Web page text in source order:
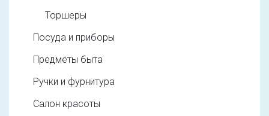
Торшеры
Посуда и приборы
Предметы быта
Ручки и фурнитура
Салон красоты